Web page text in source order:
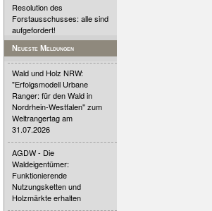
Resolution des
Forstausschusses: alle sind
aufgefordert!
Neueste Meldungen
Wald und Holz NRW:
"Erfolgsmodell Urbane
Ranger: für den Wald in
Nordrhein-Westfalen" zum
Weltrangertag am
31.07.2026
AGDW - Die
Waldeigentümer:
Funktionierende
Nutzungsketten und
Holzmärkte erhalten